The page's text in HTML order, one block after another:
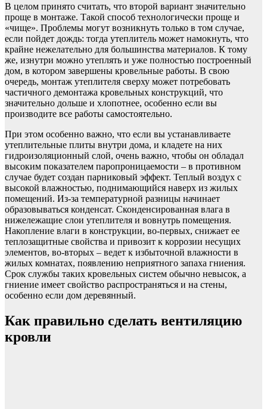
В целом принято считать, что второй вариант значительно
проще в монтаже. Такой способ технологически проще и
«чище». Проблемы могут возникнуть только в том случае,
если пойдет дождь: тогда утеплитель может намокнуть, что
крайне нежелательно для большинства материалов. К тому
же, изнутри можно утеплять и уже полностью построенный
дом, в котором завершены кровельные работы. В свою
очередь, монтаж утеплителя сверху может потребовать
частичного демонтажа кровельных конструкций, что
значительно дольше и хлопотнее, особенно если вы
производите все работы самостоятельно.
При этом особенно важно, что если вы устанавливаете
утеплительные плиты внутри дома, и кладете на них
гидроизоляционный слой, очень важно, чтобы он обладал
высоким показателем паропроницаемости – в противном
случае будет создан парниковый эффект. Теплый воздух с
высокой влажностью, поднимающийся наверх из жилых
помещений. Из-за температурной разницы начинает
образовываться конденсат. Сконденсированная влага в
нижележащие слои утеплителя и вовнутрь помещения.
Накопление влаги в конструкции, во-первых, снижает ее
теплозащитные свойства и привозит к коррозии несущих
элементов, во-вторых – ведет к избыточной влажности в
жилых комнатах, появлению неприятного запаха гниения.
Срок службы таких кровельных систем обычно невысок, а
гниение имеет свойство распространяться и на стены,
особенно если дом деревянный.
Как правильно сделать вентиляцию
кровли